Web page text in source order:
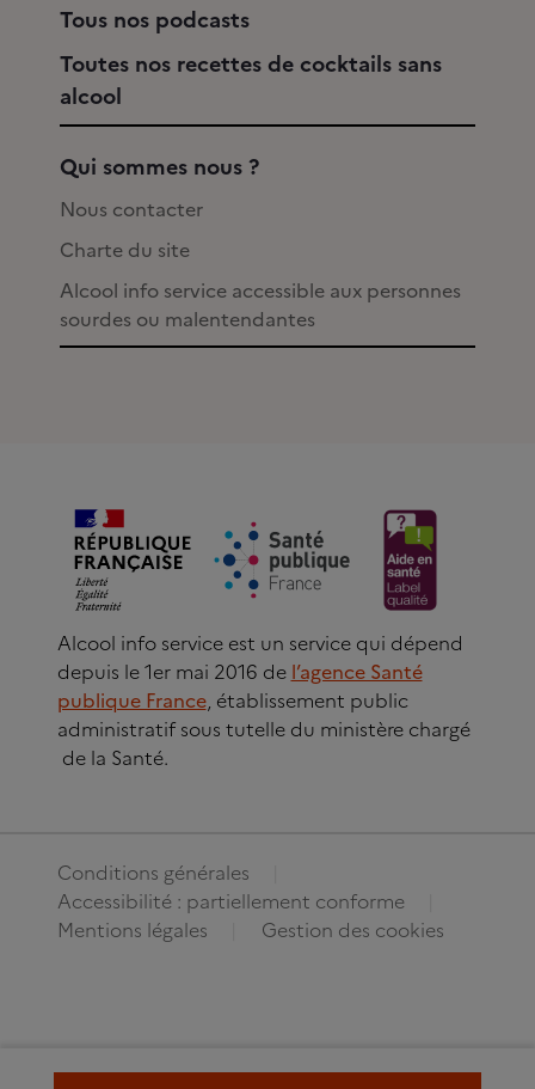
Tous nos podcasts
Toutes nos recettes de cocktails sans
alcool
Qui sommes nous ?
Nous contacter
Charte du site
Alcool info service accessible aux personnes
sourdes ou malentendantes
Alcool info service est un service qui dépend
depuis le 1er mai 2016 de l’agence Santé
publique France, établissement public
administratif sous tutelle du ministère chargé
de la Santé.
Conditions générales
Accessibilité : partiellement conforme
Mentions légales
Gestion des cookies